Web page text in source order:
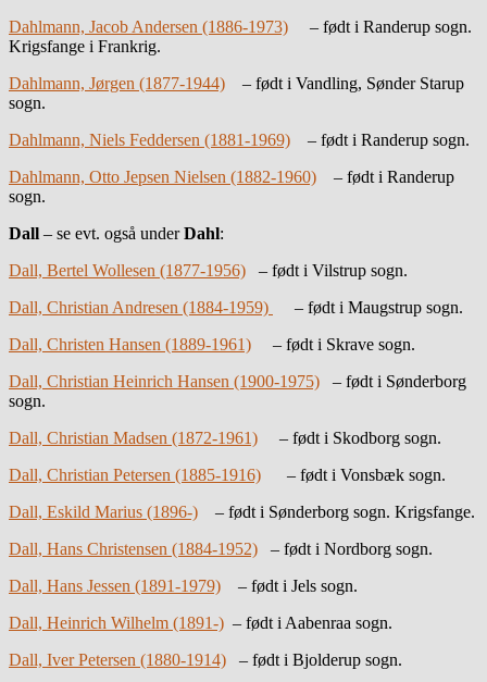
Dahlmann, Jacob Andersen (1886-1973) – født i Randerup sogn.
Krigsfange i Frankrig.
Dahlmann, Jørgen (1877-1944) – født i Vandling, Sønder Starup
sogn.
Dahlmann, Niels Feddersen (1881-1969) – født i Randerup sogn.
Dahlmann, Otto Jepsen Nielsen (1882-1960) – født i Randerup
sogn.
Dall – se evt. også underDahl:
Dall, Bertel Wollesen (1877-1956) – født i Vilstrup sogn.
Dall, Christian Andresen (1884-1959)
– født i Maugstrup sogn.
Dall, Christen Hansen (1889-1961) – født i Skrave sogn.
Dall, Christian Heinrich Hansen (1900-1975) – født i Sønderborg
sogn.
Dall, Christian Madsen (1872-1961) – født i Skodborg sogn.
Dall, Christian Petersen (1885-1916) – født i Vonsbæk sogn.
Dall, Eskild Marius (1896-) – født i Sønderborg sogn. Krigsfange.
Dall, Hans Christensen (1884-1952) – født i Nordborg sogn.
Dall, Hans Jessen (1891-1979) – født i Jels sogn.
Dall, Heinrich Wilhelm (1891-) – født i Aabenraa sogn.
Dall, Iver Petersen (1880-1914) – født i Bjolderup sogn.